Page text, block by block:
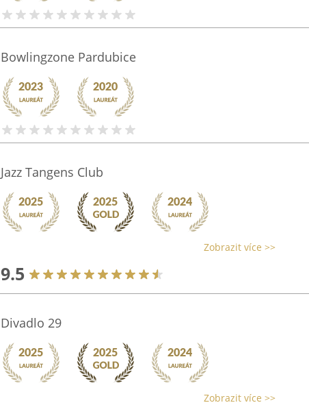
Bowlingzone Pardubice
Jazz Tangens Club
Zobrazit více >>
9.5
Divadlo 29
Zobrazit více >>